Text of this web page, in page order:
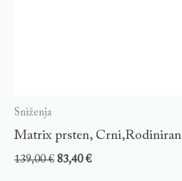
Sniženja
Matrix prsten, Crni,Rodiniran
139,00€ 83,40€